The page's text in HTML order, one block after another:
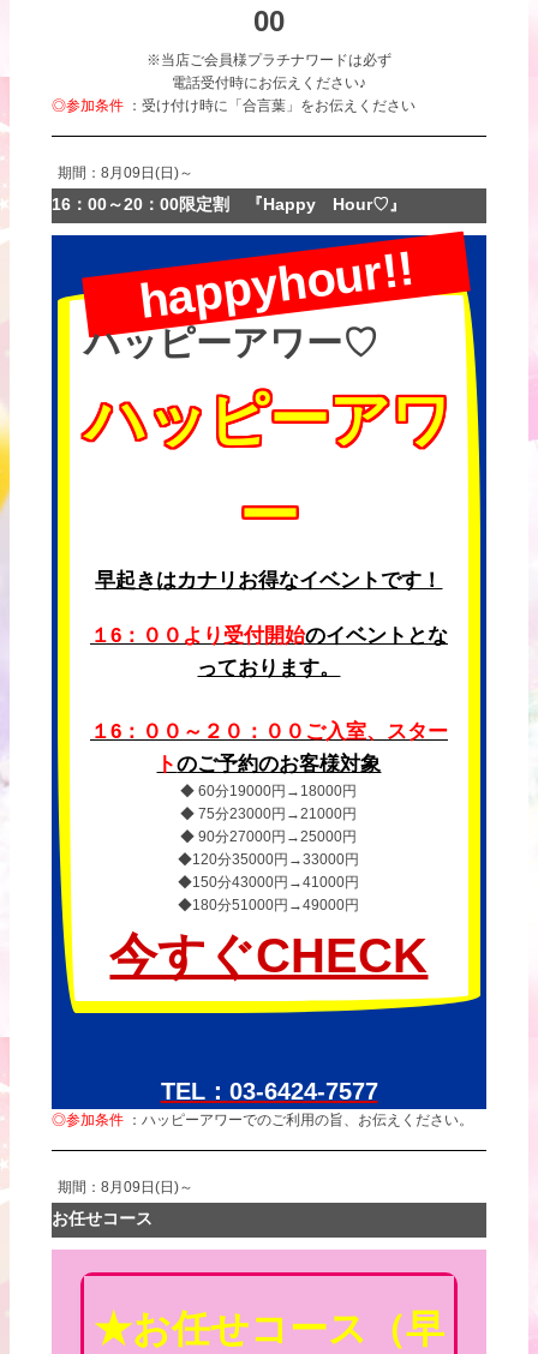
00
※当店ご会員様プラチナワードは必ず
電話受付時にお伝えください♪
◎参加条件 ：受け付け時に「合言葉」をお伝えください
期間：8月09日(日)～
16：00～20：00限定割 『Happy Hour♡』
happyhour!!
ハッピーアワー♡
ハッピーアワ
ー
早起きはカナリお得なイベントです！
１6：００より受付開始のイベントとな
っております。
１6：００～２０：００ご入室、スター
トのご予約のお客様対象
◆ 60分19000円→18000円
◆ 75分23000円→21000円
◆ 90分27000円→25000円
◆120分35000円→33000円
◆150分43000円→41000円
◆180分51000円→49000円
今すぐCHECK
TEL：03-6424-7577
◎参加条件 ：ハッピーアワーでのご利用の旨、お伝えください。
期間：8月09日(日)～
お任せコース
★お任せコース（早